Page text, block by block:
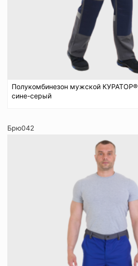
Полукомбинезон мужской КУРАТОР®
сине-серый
Брю042